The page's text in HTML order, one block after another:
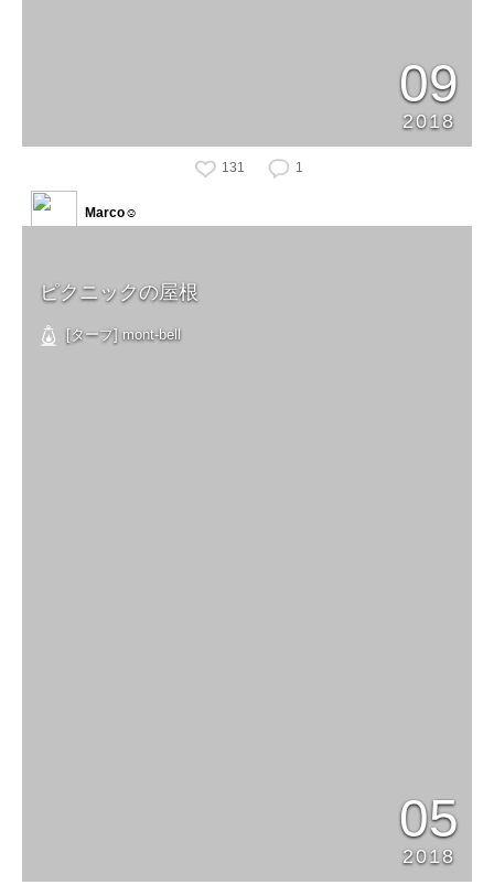
09
2018
131 1
ピクニックの屋根
[タープ] mont-bell
05
2018
Marco☺︎